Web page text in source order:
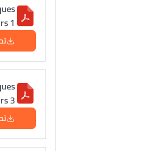
1
3